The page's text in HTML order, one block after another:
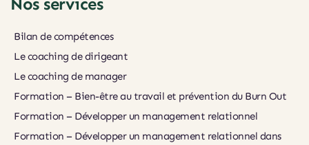
Bilan de compétences
Le coaching de dirigeant
Le coaching de manager
Formation – Bien-être au travail et prévention du Burn Out
Formation – Développer un management relationnel
Formation – Développer un management relationnel dans